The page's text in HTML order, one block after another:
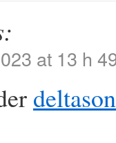
at 13 h